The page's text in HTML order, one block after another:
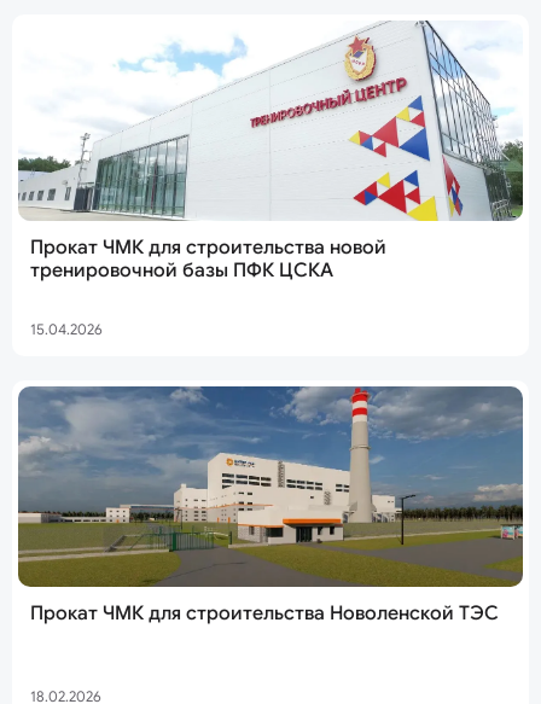
Прокат ЧМК для строительства новой
тренировочной базы ПФК ЦСКА
15.04.2026
Прокат ЧМК для строительства Новоленской ТЭС
18.02.2026